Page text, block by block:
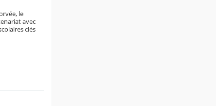
le
avec
clés